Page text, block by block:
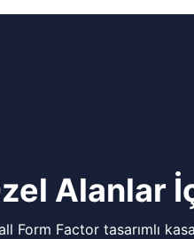
Alanlar
Form Factor tasarımlı